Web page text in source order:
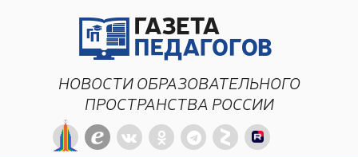
НОВОСТИ ОБРАЗОВАТЕЛЬНОГО
ПРОСТРАНСТВА РОССИИ